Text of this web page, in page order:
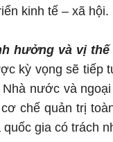
kinh tế – xã hội.
hưởng và vị thế
kỳ vọng sẽ tiếp
nước và
chế quản trị
gia có trách